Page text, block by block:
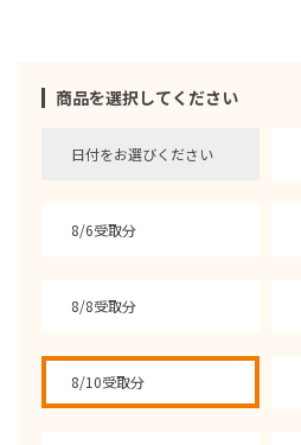
商品を選択してください
日付をお選びください
8/6受取分
8/8受取分
8/10受取分